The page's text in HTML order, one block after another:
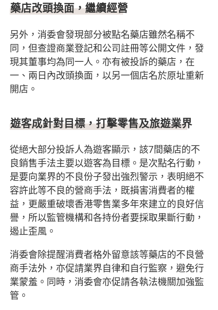
藥店改頭換面，繼續經營
另外，消委會發現部分被點名藥店雖然名稱不
同，但查證商業登記和公司註冊等公開文件，發
現其董事均為同一人。亦有被投訴的藥店，在
一、兩日內改頭換面，以另一個店名於原址重新
開店。
遊客成針對目標，打擊零售及旅遊業界
從絕大部分投訴人為遊客顯示，該7間藥店的不
良銷售手法主要以遊客為目標。是次點名行動，
是要向業界的不良份子發出強烈警示，表明絕不
容許此等不良的營商手法，既損害消費者的權
益，更嚴重破壞香港零售業多年來建立的良好信
譽，所以監管機構和各持份者要採取果斷行動，
遏止歪風。
消委會除提醒消費者格外留意該等藥店的不良營
商手法外，亦促請業界自律和自行監察，避免行
業蒙羞。同時，消委會亦促請各執法機關加強監
管。